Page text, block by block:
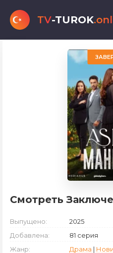
TV-TUROK
Смотреть
Выпущено:
2025
Добавлена:
81 серия
Жанр:
Драма |